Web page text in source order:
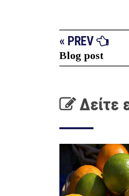
« PREV
Blog post
Δείτε